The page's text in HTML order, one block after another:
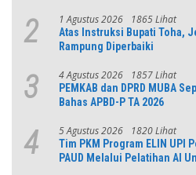
2 1 Agustus 2026 1865 Lihat
Atas Instruksi Bupati Toha,
Rampung Diperbaiki
3 4 Agustus 2026 1857 Lihat
PEMKAB dan DPRD MUBA
Bahas APBD-P TA 2026
4 5 Agustus 2026 1820 Lihat
Tim PKM Program ELIN UPI
PAUD Melalui Pelatihan AI